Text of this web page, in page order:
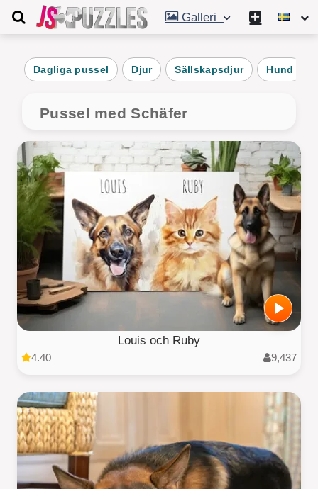
Galleri
Dagliga pussel Djur Sällskapsdjur Hund
Pussel med Schäfer
Louis och Ruby
4.40 9,437